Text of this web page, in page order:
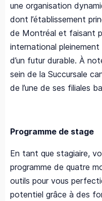
une organisation
dont l’établissement
de Montréal et faisant
international
d’un futur durable. À
sein de la Succursale
de l’une de ses filiales
Programme de stage
En tant que stagiaire,
programme de quatre
outils pour vous
potentiel grâce à des